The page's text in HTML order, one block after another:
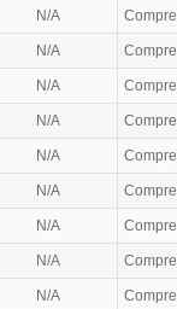
N/A
N/A
N/A
N/A
N/A
N/A
N/A
N/A
N/A